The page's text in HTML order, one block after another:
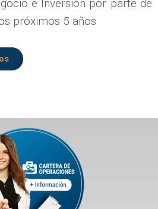
e Inversión por parte de
próximos 5 años